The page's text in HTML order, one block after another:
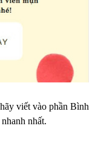
viết vào phần Bình
nhất.